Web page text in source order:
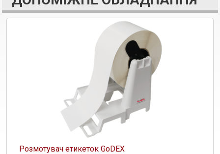
Розмотувач етикеток GoDEX